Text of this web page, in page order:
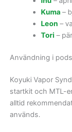
Kuma–
Leon–
Tori –
Användning i
Koyuki Vapor
startkit och MTL-
alltid
används.